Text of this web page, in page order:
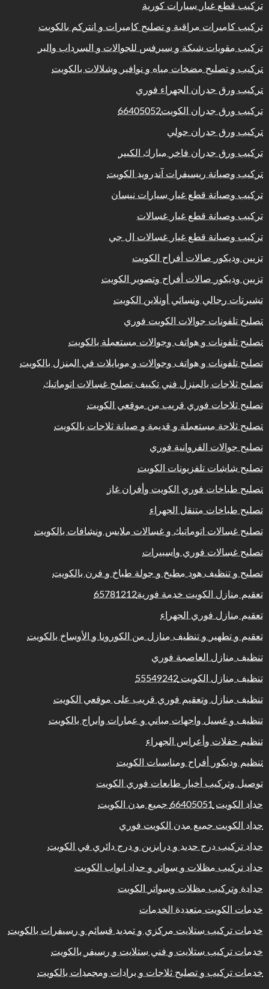
تركيب قطع غيار سيارات كورية
تركيب كاميرات مراقبة و تصليح كاميرات و انتركم بالكويت
تركيب مقويات شبكة و سيرفس للجوالات و السرداب والبر
تركيب و تصليح مضخات مياه و نوافير وشلالات بالكويت
تركيب ورق جدران الجهراء فوري
تركيب ورق جدران الكويت66405052
تركيب ورق جدران حولي
تركيب ورق جدران فاخر مبارك الكبير
تركيب وصيانة ريسيفرات آندرويد الكويت
تركيب وصيانة قطع غيار سيارات نيسان
تركيب وصيانة قطع غيار غسالات
تركيب وصيانة قطع غيار غسالات ال جي
تزيين وديكور صالات أفراح الكويت
تزيين وديكور صالات أفراح وتصوير الكويت
تشيرتات رجالي ونسائي أونلاين الكويت
تصليح تلفونات جوالات الكويت فوري
تصليح تلفونات و هواتف وجوالات مستعملة بالكويت
تصليح تلفونات و هواتف وجوالات و موبايلات في المنزل بالكويت
تصليح ثلاجات بالمنزل فني تكييف تصليح غسالات اتوماتيك
تصليح ثلاجات فوري قريب من موقعي الكويت
تصليح ثلاجة مستعملة و قديمة و صيانة ثلاجات بالكويت
تصليح جوالات الفروانية فوري
تصليح شاشات تلفزيونات الكويت
تصليح طباخات فوري الكويت وأفران غاز
تصليح طباخات متنقل الجهراء
تصليح غسالات اتوماتيك و غسالات ملابس ونشافات بالكويت
تصليح غسالات فوري واسبيرات
تصليح و تنظيف هود مطبخ و جولة طباخ و فرن بالكويت
تعقيم منازل الكويت خدمة فورية65781212
تعقيم منازل فوري الجهراء
تعقيم و تطهير و تنظيف منازل من الكورونا و الأوساخ بالكويت
تنظيف منازل العاصمة فوري
تنظيف منازل الكويت 55549242
تنظيف منازل وتعقيم فوري قريب على موقعي الكويت
تنظيف و غسيل واجهات مباني و عمارات وابراج بالكويت
تنظيم حفلات وأعراس الجهراء
تنظيم وديكور أفراح ومناسبات الكويت
توصيل وتركيب أخبار طابعات فوري الكويت
حداد الكويت 66405051 جميع مدن الكويت
حداد الكويت جميع مدن الكويت فوري
حداد تركيب درج حديد و درابزين و درج دائري في الكويت
حداد تركيب مظلات و سواتر و حداد ابواب الكويت
حدادة وتركيب مظلات وسواتر الكويت
خدمات الكويت متعددة الخدمات
خدمات تركيب ستلايت مركزي و تمديد قسائم و رسيفرات بالكويت
خدمات تركيب ستلايت و فني ستلايت و رسيفر بالكويت
خدمات تركيب و تصليح ثلاجات و برادات ومجمدات بالكويت